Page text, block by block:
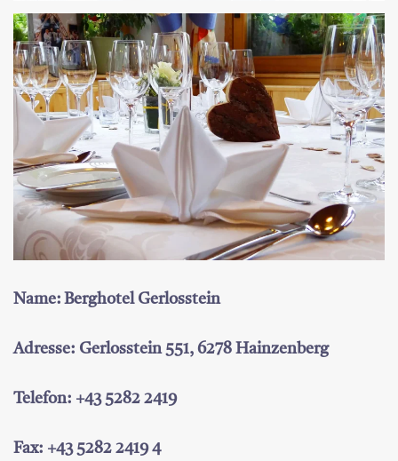
Name: Berghotel Gerlosstein
Adresse: Gerlosstein 551, 6278 Hainzenberg
Telefon: +43 5282 2419
Fax: +43 5282 2419 4